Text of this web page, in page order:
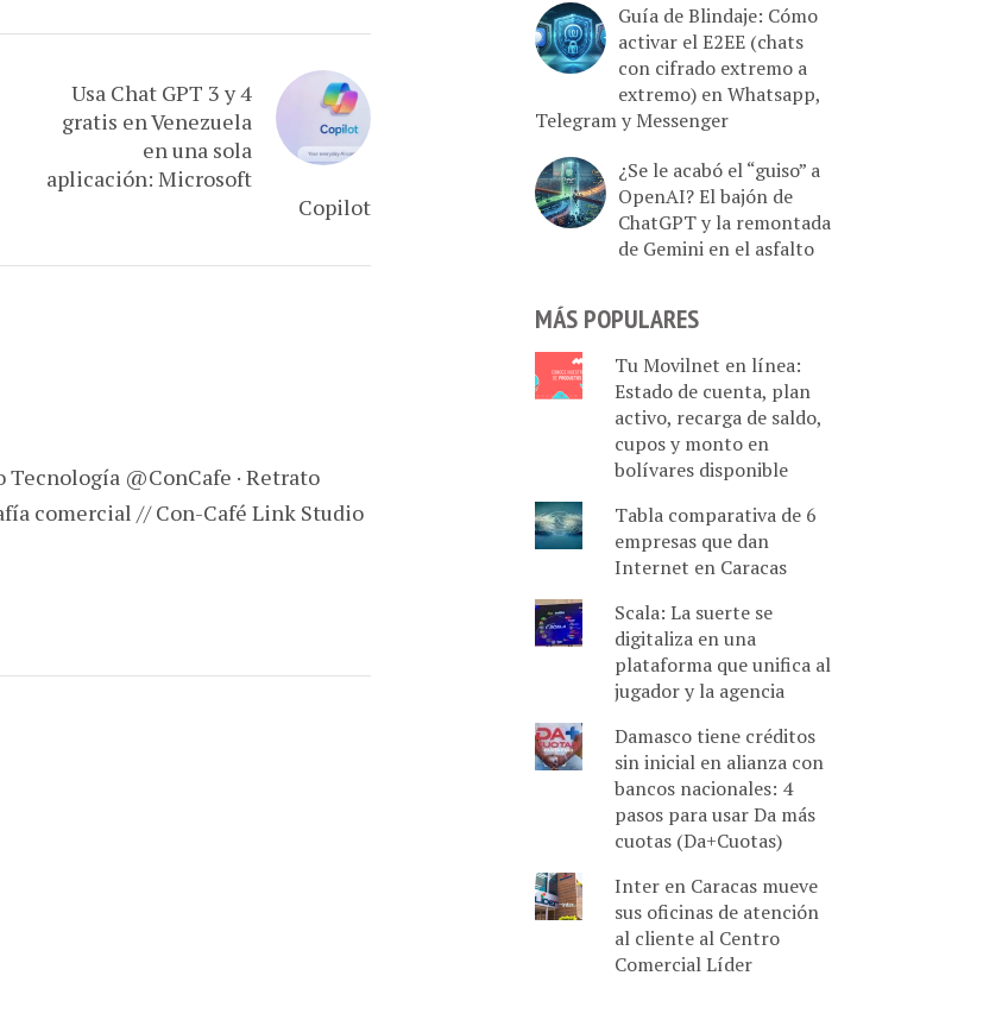
Usa Chat GPT 3 y 4
gratis en Venezuela
en una sola
aplicación: Microsoft
Copilot
@ConCafe · Retrato
comercial // Con-Café Link Studio
Guía de Blindaje: Cómo
activar el E2EE (chats
con cifrado extremo a
extremo) en Whatsapp,
Telegram y Messenger
¿Se le acabó el “guiso” a
OpenAI? El bajón de
ChatGPT y la remontada
de Gemini en el asfalto
MÁS POPULARES
Tu Movilnet en línea:
Estado de cuenta, plan
activo, recarga de saldo,
cupos y monto en
bolívares disponible
Tabla comparativa de 6
empresas que dan
Internet en Caracas
Scala: La suerte se
digitaliza en una
plataforma que unifica al
jugador y la agencia
Damasco tiene créditos
sin inicial en alianza con
bancos nacionales: 4
pasos para usar Da más
cuotas (Da+Cuotas)
Inter en Caracas mueve
sus oficinas de atención
al cliente al Centro
Comercial Líder